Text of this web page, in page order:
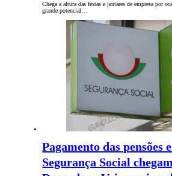
Chega a altura das festas e jantares de empresa por
grande potencial…
Pagamento das pensões
Segurança Social